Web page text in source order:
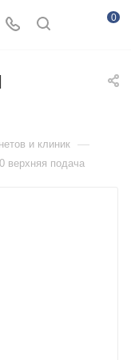
0
и клиник —
верхняя подача